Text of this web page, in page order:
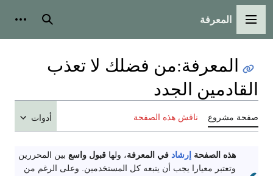
القائمة الرئيسية
المعرفة بحث
المعرفة:من فضلك لا تعذب
القادمين الجدد
صفحة مشروع ناقش هذه الصفحة أدوات
هذه الصفحة إرشاد في المعرفة، ولها قبول واسع بين المحررين
وتعتبر معيارا يجب أن يتبعه كل المستخدمين. وعلى الرغم من